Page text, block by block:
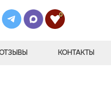
0
КОНТАКТЫ